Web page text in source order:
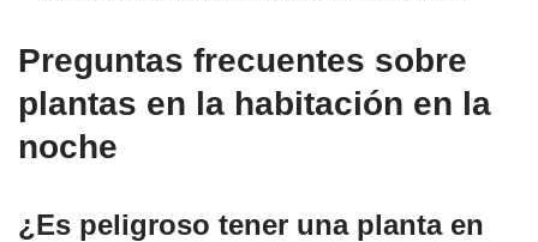
Preguntas frecuentes sobre
plantas en la habitación en la
noche
¿Es peligroso tener una planta en